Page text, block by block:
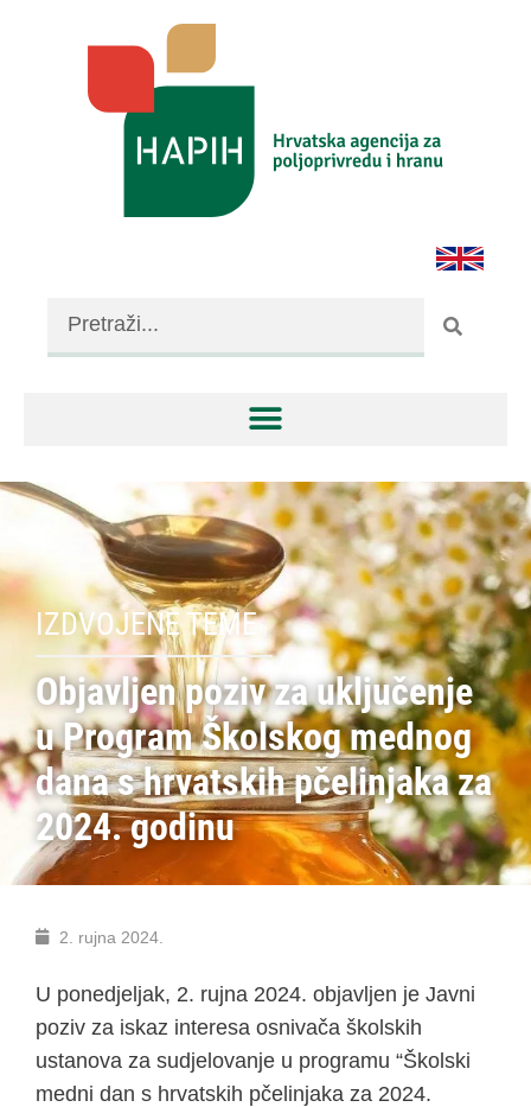
IZDVOJENE TEME
Objavljen poziv za uključenje
u Program Školskog mednog
dana s hrvatskih pčelinjaka za
2024. godinu
2. rujna 2024.
U ponedjeljak, 2. rujna 2024. objavljen je Javni
poziv za iskaz interesa osnivača školskih
ustanova za sudjelovanje u programu “Školski
medni dan s hrvatskih pčelinjaka za 2024.